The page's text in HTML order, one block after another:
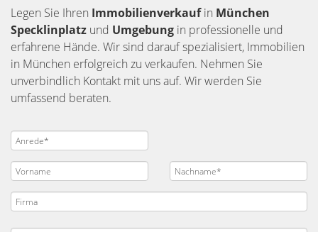
Legen Sie Ihren Immobilienverkaufin München
Specklinplatz und Umgebung in professionelle und
erfahrene Hände. Wir sind darauf spezialisiert, Immobilien
in München erfolgreich zu verkaufen. Nehmen Sie
unverbindlich Kontakt mit uns auf. Wir werden Sie
umfassend beraten.